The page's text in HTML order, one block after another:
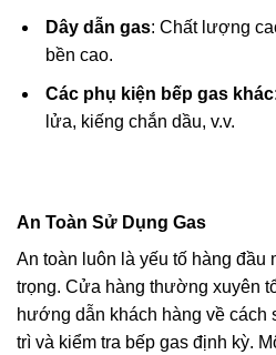
Dây dẫn gas: Chất lượng
bền cao.
Các phụ kiện bếp gas khác
lửa, kiếng chắn dầu, v.v.
An Toàn Sử Dụng Gas
An toàn luôn là yếu tố hàng đầu
trọng. Cửa hàng thường xuyên
hướng dẫn khách hàng về cách
trì và kiểm tra bếp gas định kỳ.